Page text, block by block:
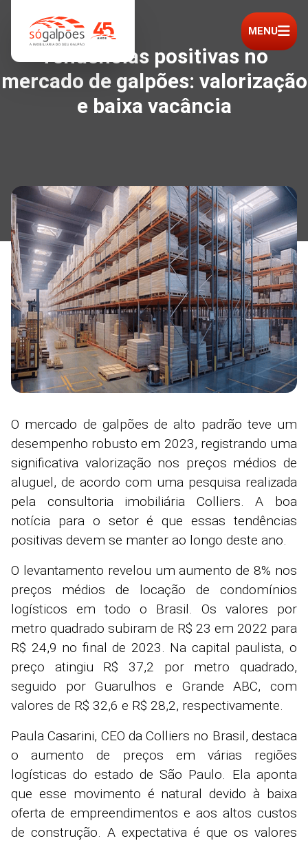
MENU
Tendências positivas no
mercado de galpões: valorização
e baixa vacância
O mercado de galpões de alto padrão teve um
desempenho robusto em 2023, registrando uma
significativa valorização nos preços médios de
aluguel, de acordo com uma pesquisa realizada
pela consultoria imobiliária Colliers. A boa
notícia para o setor é que essas tendências
positivas devem se manter ao longo deste ano.
O levantamento revelou um aumento de 8% nos
preços médios de locação de condomínios
logísticos em todo o Brasil. Os valores por
metro quadrado subiram de R$ 23 em 2022 para
R$ 24,9 no final de 2023. Na capital paulista, o
preço atingiu R$ 37,2 por metro quadrado,
seguido por Guarulhos e Grande ABC, com
valores de R$ 32,6 e R$ 28,2, respectivamente.
Paula Casarini, CEO da Colliers no Brasil, destaca
o aumento de preços em várias regiões
logísticas do estado de São Paulo. Ela aponta
que esse movimento é natural devido à baixa
oferta de empreendimentos e aos altos custos
de construção. A expectativa é que os valores